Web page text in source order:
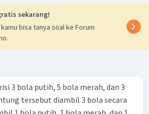
sekarang!
bisa tanya soal ke Forum
3 bola putih, 5 bola merah, dan 3
tersebut diambil 3 bola secara